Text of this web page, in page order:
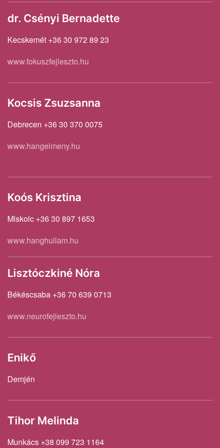
dr. Csényi Bernadette
Kecskemét +36 30 972 89 23
www.fokuszfejleszto.hu
Kocsis Zsuzsanna
Debrecen +36 30 370 0075
www.hangelmeny.hu
Koós Krisztina
Miskolc +36 30 897 1653
www.hanghullam.hu
Lisztóczkiné Nóra
Békéscsaba +36 70 639 0713
www.neurofejleszto.hu
Enikő
Demjén
Tihor Melinda
Munkács +38 099 723 1164